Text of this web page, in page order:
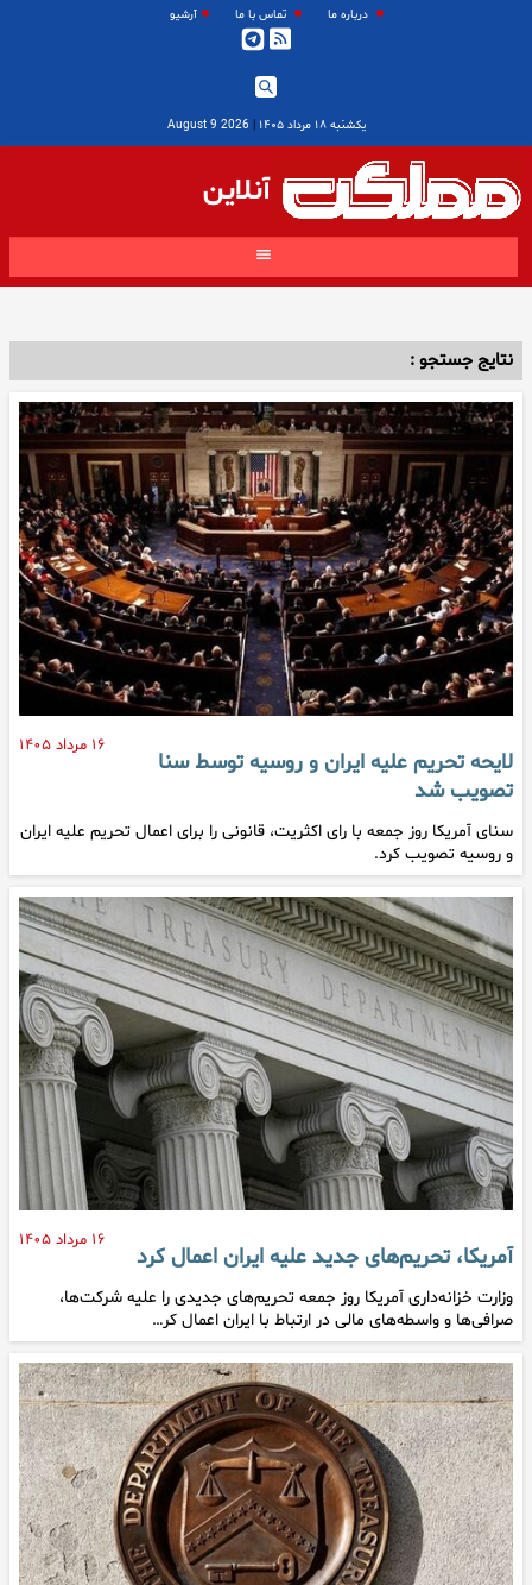
درباره ما تماس با ما آرشیو
یکشنبه ۱۸ مرداد ۱۴۰۵ |
2026 August 9
آنلاین
نتایج جستجو :
۱۶ مرداد ۱۴۰۵
لایحه تحریم علیه ایران و روسیه توسط سنا
تصویب شد
سنای آمریکا روز جمعه با رای اکثریت، قانونی را برای اعمال تحریم علیه ایران
و روسیه تصویب کرد.
۱۶ مرداد ۱۴۰۵
آمریکا، تحریم‌های جدید علیه ایران اعمال کرد
وزارت خزانه‌داری آمریکا روز جمعه تحریم‌های جدیدی را علیه شرکت‌ها،
صرافی‌ها و واسطه‌های مالی در ارتباط با ایران اعمال کر…